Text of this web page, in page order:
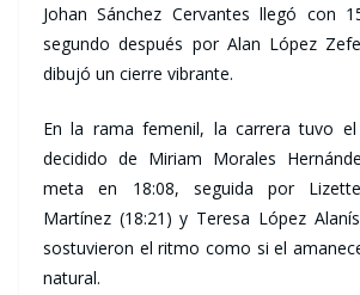
Johan Sánchez Cervantes llegó con
segundo después por Alan López
dibujó un cierre vibrante.
En la rama femenil, la carrera tuvo
decidido de Miriam Morales
meta en 18:08, seguida por
Martínez (18:21) y Teresa López
sostuvieron el ritmo como si el
natural.